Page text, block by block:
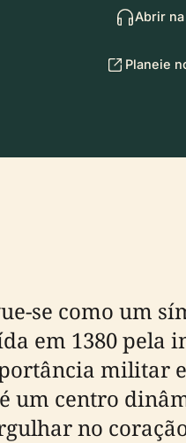
Abrir
Planeie
se como um
em 1380 pela
militar
um centro
no